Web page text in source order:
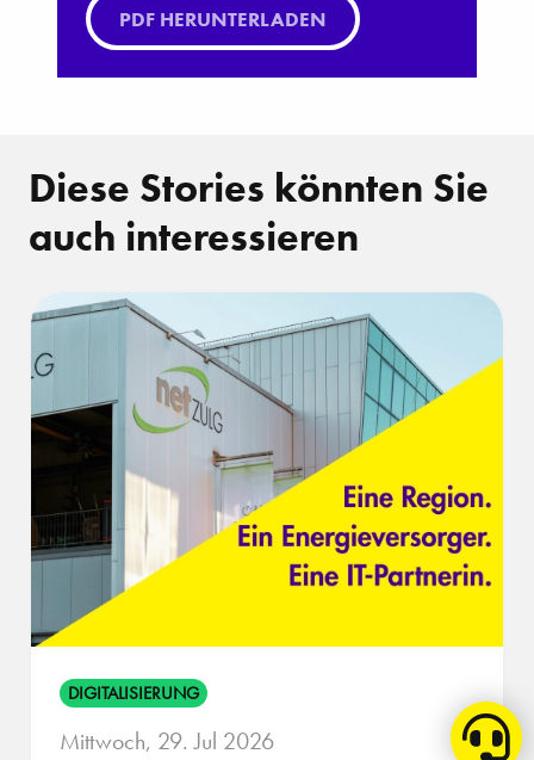
PDF HERUNTERLADEN
Diese Stories könnten Sie
auch interessieren
DIGITALISIERUNG
Mittwoch, 29. Jul 2026